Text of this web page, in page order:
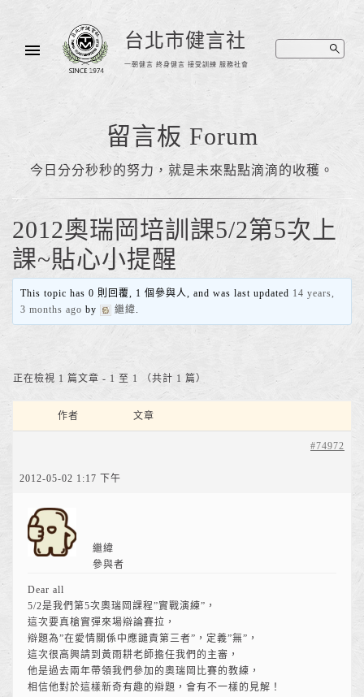
台北市健言社
一朝健言 終身健言 接受訓練 服務社會
留言板 Forum
今日分分秒秒的努力，就是未來點點滴滴的收穫。
2012奧瑞岡培訓課5/2第5次上
課~貼心小提醒
This topic has 0 則回覆, 1 個參與人, and was last updated 14 years,
3 months ago by 繼緯.
正在檢視 1 篇文章 - 1 至 1 （共計 1 篇）
作者 文章
2012-05-02 1:17 下午
#74972
繼緯
參與者
Dear all
5/2是我們第5次奧瑞岡課程”實戰演練”，
這次要真槍實彈來場辯論賽拉，
辯題為”在愛情關係中應譴責第三者”，定義”無”，
這次很高興請到黃雨耕老師擔任我們的主審，
他是過去兩年帶領我們參加的奧瑞岡比賽的教練，
相信他對於這樣新奇有趣的辯題，會有不一樣的見解！